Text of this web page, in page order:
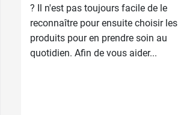
? Il n'est pas toujours facile de le
reconnaître pour ensuite choisir les
produits pour en prendre soin au
quotidien. Afin de vous aider...